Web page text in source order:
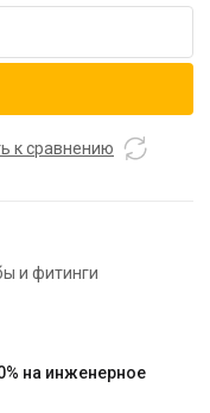
к сравнению
и фитинги
на инженерное